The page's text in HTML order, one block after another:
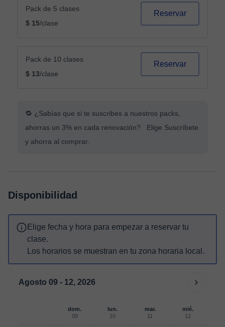
Pack de 5 clases
$ 15/clase
Reservar
Pack de 10 clases
$ 13/clase
Reservar
🔁 ¿Sabías que si te suscribes a nuestros packs,
ahorras un 3% en cada renovación? Elige Suscríbete
y ahorra al comprar.
Disponibilidad
Elige fecha y hora para empezar a reservar tu
clase.
Los horarios se muestran en tu zona horaria local.
Agosto 09 - 12, 2026
dom.
09
lun.
10
mar.
11
mié.
12